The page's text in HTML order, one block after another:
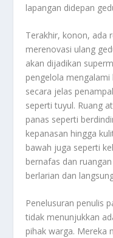
lapangan didepan
Terakhir, konon, ada
merenovasi ulang
akan dijadikan
pengelola
secara jelas
seperti tuyul. Ruang
panas seperti
kepanasan hingga
bawah juga seperti
bernafas dan
berlarian dan
Penelusuran penulis
tidak menunjukkan
pihak warga. Mereka